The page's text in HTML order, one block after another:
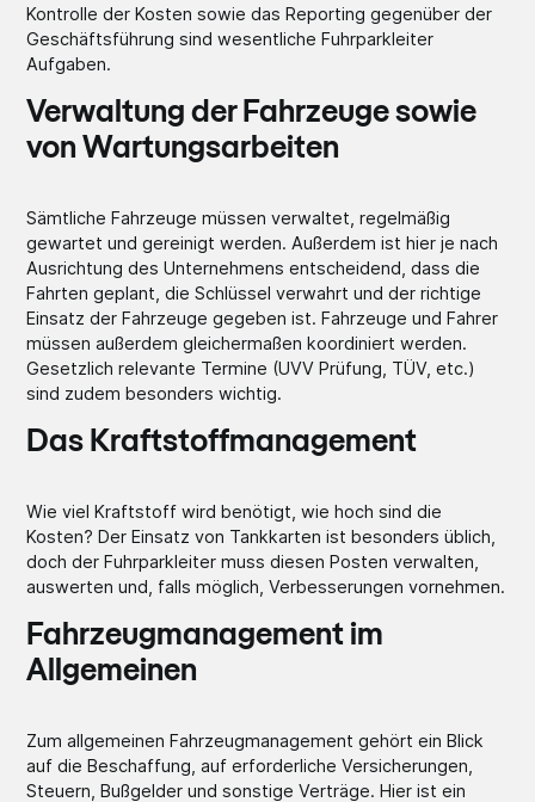
Kontrolle der Kosten sowie das Reporting gegenüber der
Geschäftsführung sind wesentliche Fuhrparkleiter
Aufgaben.
Verwaltung der Fahrzeuge sowie
von Wartungsarbeiten
Sämtliche Fahrzeuge müssen verwaltet, regelmäßig
gewartet und gereinigt werden. Außerdem ist hier je nach
Ausrichtung des Unternehmens entscheidend, dass die
Fahrten geplant, die Schlüssel verwahrt und der richtige
Einsatz der Fahrzeuge gegeben ist. Fahrzeuge und Fahrer
müssen außerdem gleichermaßen koordiniert werden.
Gesetzlich relevante Termine (UVV Prüfung, TÜV, etc.)
sind zudem besonders wichtig.
Das Kraftstoffmanagement
Wie viel Kraftstoff wird benötigt, wie hoch sind die
Kosten? Der Einsatz von Tankkarten ist besonders üblich,
doch der Fuhrparkleiter muss diesen Posten verwalten,
auswerten und, falls möglich, Verbesserungen vornehmen.
Fahrzeugmanagement im
Allgemeinen
Zum allgemeinen Fahrzeugmanagement gehört ein Blick
auf die Beschaffung, auf erforderliche Versicherungen,
Steuern, Bußgelder und sonstige Verträge. Hier ist ein